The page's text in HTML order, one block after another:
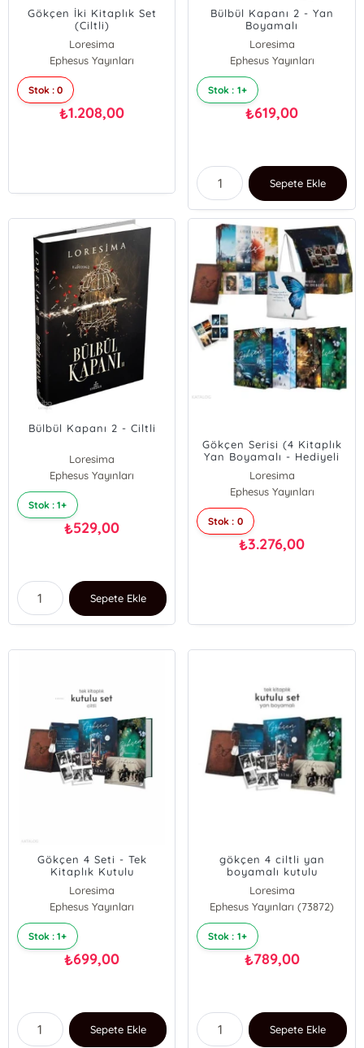
Gökçen İki Kitaplık Set
(Ciltli)
Loresima
Ephesus Yayınları
Stok : 0
₺1.208,00
Bülbül Kapanı 2 - Yan
Boyamalı
Loresima
Ephesus Yayınları
Stok : 1+
₺619,00
Sepete Ekle
Bülbül Kapanı 2 - Ciltli
Loresima
Ephesus Yayınları
Stok : 1+
₺529,00
Sepete Ekle
Gökçen Serisi (4 Kitaplık
Yan Boyamalı - Hediyeli
Loresima
Ephesus Yayınları
Stok : 0
₺3.276,00
Gökçen 4 Seti - Tek
Kitaplık Kutulu
Loresima
Ephesus Yayınları
Stok : 1+
₺699,00
Sepete Ekle
gökçen 4 ciltli yan
boyamalı kutulu
Loresima
Ephesus Yayınları (73872)
Stok : 1+
₺789,00
Sepete Ekle